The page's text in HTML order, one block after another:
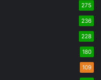
275
236
228
180
109